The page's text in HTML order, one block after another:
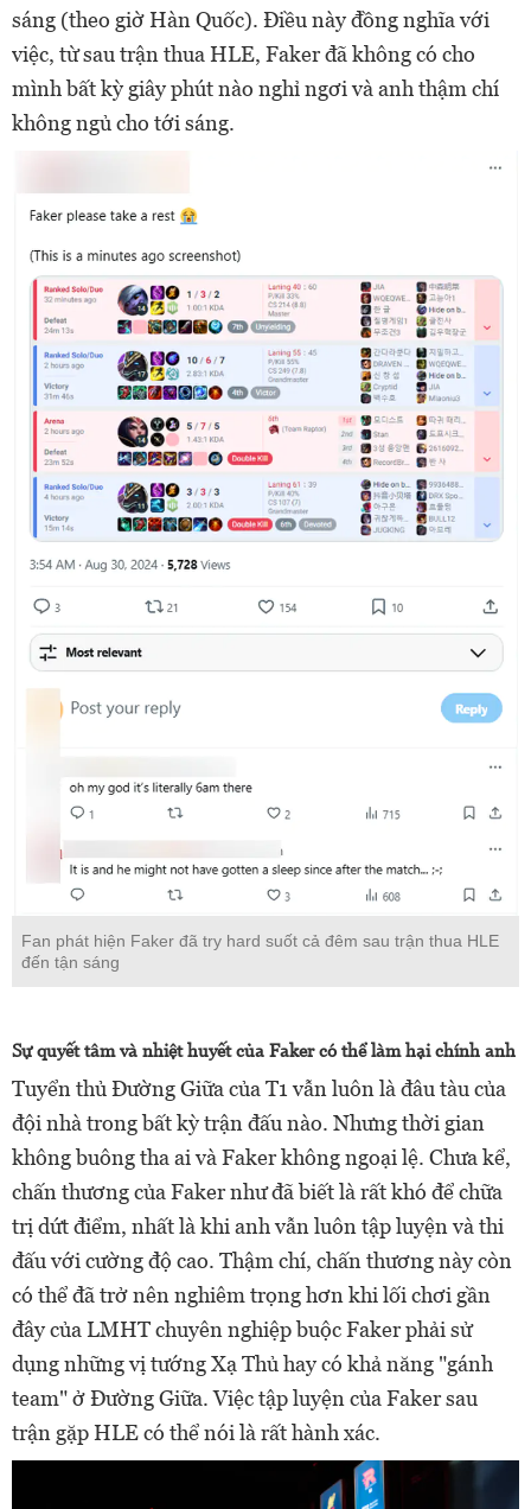
sáng (theo giờ Hàn Quốc). Điều này đồng nghĩa với
việc, từ sau trận thua HLE, Faker đã không có cho
mình bất kỳ giây phút nào nghỉ ngơi và anh thậm chí
không ngủ cho tới sáng.
Fan phát hiện Faker đã try hard suốt cả đêm sau trận thua HLE
đến tận sáng
Sự quyết tâm và nhiệt huyết của Faker có thể làm hại chính anh
Tuyển thủ Đường Giữa của T1 vẫn luôn là đâu tàu của
đội nhà trong bất kỳ trận đấu nào. Nhưng thời gian
không buông tha ai và Faker không ngoại lệ. Chưa kể,
chấn thương của Faker như đã biết là rất khó để chữa
trị dứt điểm, nhất là khi anh vẫn luôn tập luyện và thi
đấu với cường độ cao. Thậm chí, chấn thương này còn
có thể đã trở nên nghiêm trọng hơn khi lối chơi gần
đây của LMHT chuyên nghiệp buộc Faker phải sử
dụng những vị tướng Xạ Thủ hay có khả năng "gánh
team" ở Đường Giữa. Việc tập luyện của Faker sau
trận gặp HLE có thể nói là rất hành xác.